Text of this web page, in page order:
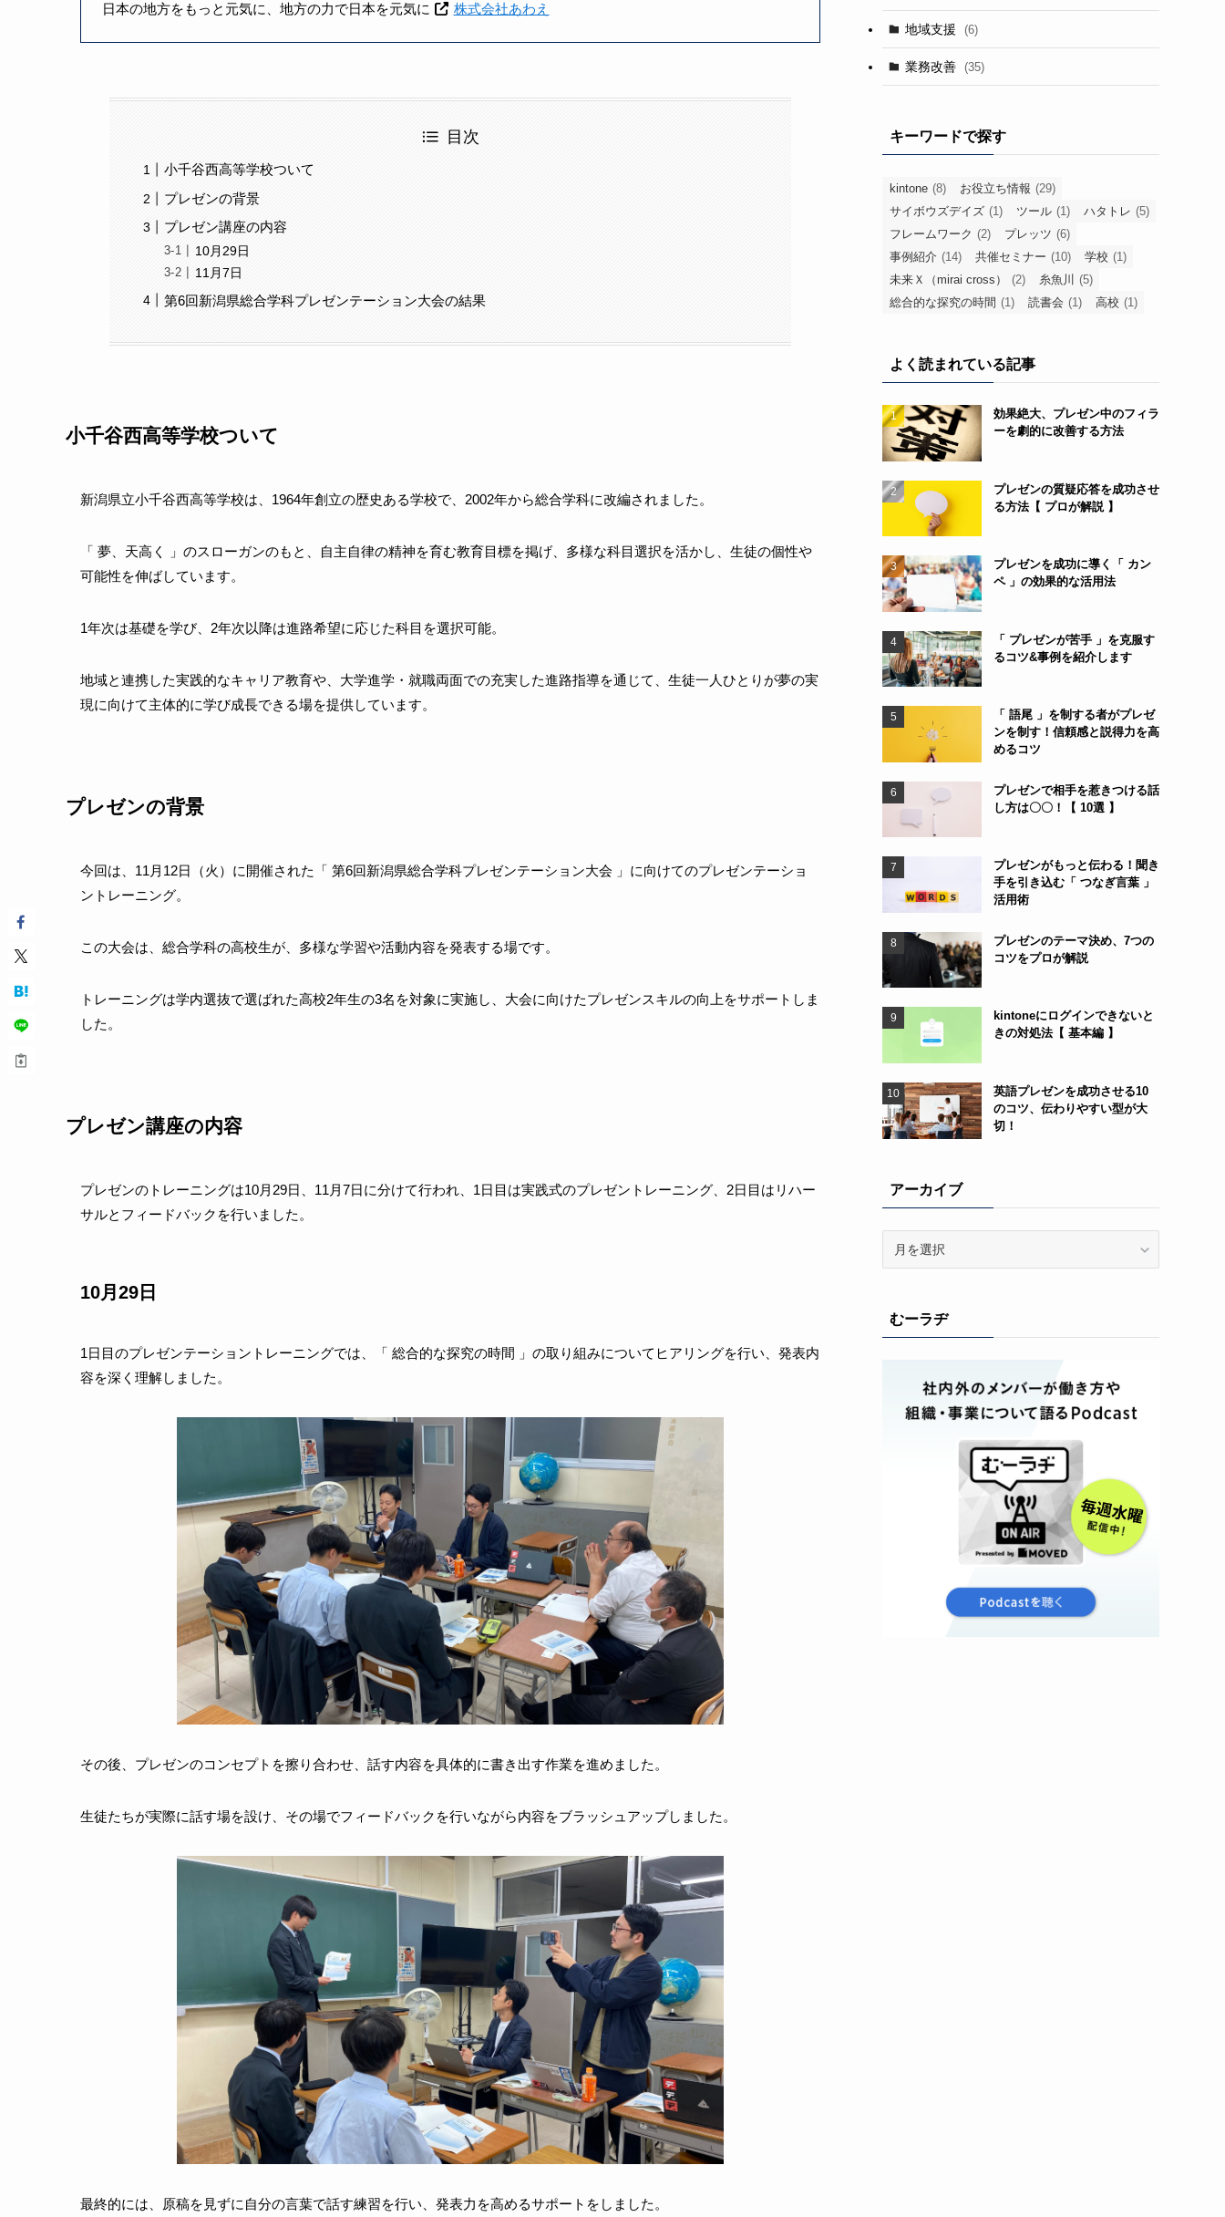
日本の地方をもっと元気に、地方の力で日本を元気に 株式会社あわえ
目次
小千谷西高等学校ついて
プレゼンの背景
プレゼン講座の内容
10月29日
11月7日
第6回新潟県総合学科プレゼンテーション大会の結果
小千谷西高等学校ついて
新潟県立小千谷西高等学校は、1964年創立の歴史ある学校で、2002年から総合学科に改編されました。
「 夢、天高く 」のスローガンのもと、自主自律の精神を育む教育目標を掲げ、多様な科目選択を活かし、生徒の個性や
可能性を伸ばしています。
1年次は基礎を学び、2年次以降は進路希望に応じた科目を選択可能。
地域と連携した実践的なキャリア教育や、大学進学・就職両面での充実した進路指導を通じて、生徒一人ひとりが夢の実
現に向けて主体的に学び成長できる場を提供しています。
プレゼンの背景
今回は、11月12日（火）に開催された「 第6回新潟県総合学科プレゼンテーション大会 」に向けてのプレゼンテーショ
ントレーニング。
この大会は、総合学科の高校生が、多様な学習や活動内容を発表する場です。
トレーニングは学内選抜で選ばれた高校2年生の3名を対象に実施し、大会に向けたプレゼンスキルの向上をサポートしま
した。
プレゼン講座の内容
プレゼンのトレーニングは10月29日、11月7日に分けて行われ、1日目は実践式のプレゼントレーニング、2日目はリハー
サルとフィードバックを行いました。
10月29日
1日目のプレゼンテーショントレーニングでは、「 総合的な探究の時間 」の取り組みについてヒアリングを行い、発表内
容を深く理解しました。
その後、プレゼンのコンセプトを擦り合わせ、話す内容を具体的に書き出す作業を進めました。
生徒たちが実際に話す場を設け、その場でフィードバックを行いながら内容をブラッシュアップしました。
最終的には、原稿を見ずに自分の言葉で話す練習を行い、発表力を高めるサポートをしました。
地域支援 (6)
業務改善 (35)
キーワードで探す
kintone (8) お役立ち情報 (29)
サイボウズデイズ (1) ツール (1) ハタトレ (5)
フレームワーク (2) プレッツ (6)
事例紹介 (14) 共催セミナー (10) 学校 (1)
未来Ｘ（mirai cross）
(2) 糸魚川
(5)
総合的な探究の時間 (1) 読書会 (1) 高校 (1)
よく読まれている記事
効果絶大、プレゼン中のフィラ
ーを劇的に改善する方法
プレゼンの質疑応答を成功させ
る方法【 プロが解説 】
プレゼンを成功に導く「 カン
ペ 」の効果的な活用法
「 プレゼンが苦手 」を克服す
るコツ&事例を紹介します
「 語尾 」を制する者がプレゼ
ンを制す！信頼感と説得力を高
めるコツ
プレゼンで相手を惹きつける話
し方は〇〇！【 10選 】
プレゼンがもっと伝わる！聞き
手を引き込む「 つなぎ言葉 」
活用術
プレゼンのテーマ決め、7つの
コツをプロが解説
kintoneにログインできないと
きの対処法【 基本編 】
英語プレゼンを成功させる10
のコツ、伝わりやすい型が大
切！
アーカイブ
ブむーラヂ